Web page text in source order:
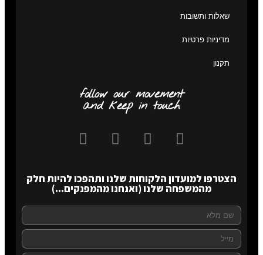
שאלות ותשובות
מדיניות פרטיות
תקנון
follow our movement
and keep in touch
הצטרפו למועדון הלקוחות שלנו ותהפכו להיות חלק
מהמשפחה שלנו (ואנחנו מהמפנקים...)